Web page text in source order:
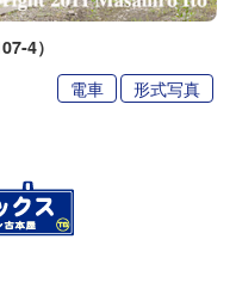
4）
電車 形式写真